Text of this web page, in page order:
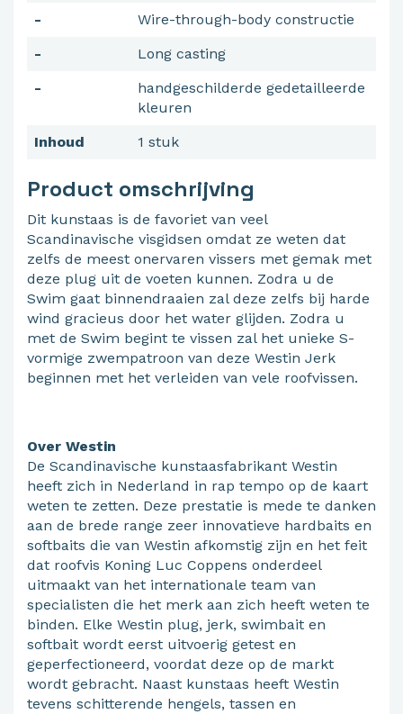
-
Wire-through-body constructie
-
Long casting
-
handgeschilderde gedetailleerde
kleuren
Inhoud
1 stuk
Product omschrijving
Dit kunstaas is de favoriet van veel
Scandinavische visgidsen omdat ze weten dat
zelfs de meest onervaren vissers met gemak met
deze plug uit de voeten kunnen. Zodra u de
Swim gaat binnendraaien zal deze zelfs bij harde
wind gracieus door het water glijden. Zodra u
met de Swim begint te vissen zal het unieke S-
vormige zwempatroon van deze Westin Jerk
beginnen met het verleiden van vele roofvissen.
Over Westin
De Scandinavische kunstaasfabrikant Westin
heeft zich in Nederland in rap tempo op de kaart
weten te zetten. Deze prestatie is mede te danken
aan de brede range zeer innovatieve hardbaits en
softbaits die van Westin afkomstig zijn en het feit
dat roofvis Koning Luc Coppens onderdeel
uitmaakt van het internationale team van
specialisten die het merk aan zich heeft weten te
binden. Elke Westin plug, jerk, swimbait en
softbait wordt eerst uitvoerig getest en
geperfectioneerd, voordat deze op de markt
wordt gebracht. Naast kunstaas heeft Westin
tevens schitterende hengels, tassen en